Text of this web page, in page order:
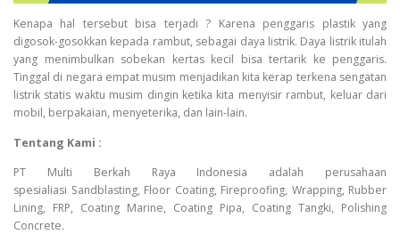
Kenapa hal tersebut bisa terjadi ? Karena penggaris plastik yang
digosok-gosokkan kepada rambut, sebagai daya listrik. Daya listrik itulah
yang menimbulkan sobekan kertas kecil bisa tertarik ke penggaris.
Tinggal di negara empat musim menjadikan kita kerap terkena sengatan
listrik statis waktu musim dingin ketika kita menyisir rambut, keluar dari
mobil, berpakaian, menyeterika, dan lain-lain.
Tentang Kami :
PT Multi Berkah Raya Indonesia adalah perusahaan
spesialiasi Sandblasting, Floor Coating, Fireproofing, Wrapping, Rubber
Lining, FRP, Coating Marine, Coating Pipa, Coating Tangki, Polishing
Concrete.